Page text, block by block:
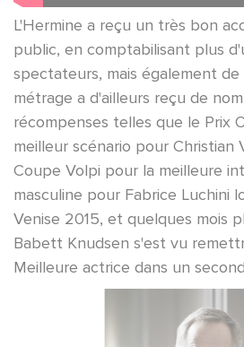
L'Hermine a reçu un très bon
public, en comptabilisant plus
spectateurs, mais également
métrage a d'ailleurs reçu de
récompenses telles que le Prix
meilleur scénario pour Christian
Coupe Volpi pour la meilleure
masculine pour Fabrice Luchini
Venise 2015, et quelques mois
Babett Knudsen s'est vu
Meilleure actrice dans un